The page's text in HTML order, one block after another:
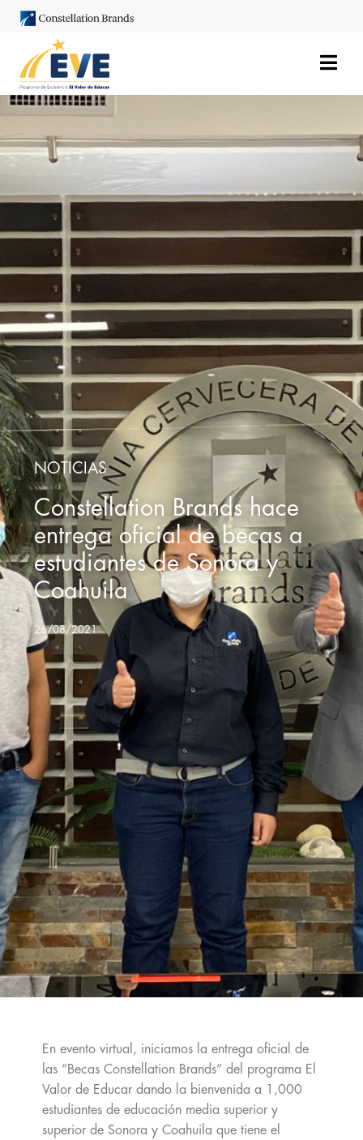
NOTICIAS
Constellation Brands hace
entrega oficial de becas a
estudiantes de Sonora y
Coahuila
26/08/2021
En evento virtual, iniciamos la entrega oficial de
las “Becas Constellation Brands” del programa El
Valor de Educar dando la bienvenida a 1,000
estudiantes de educación media superior y
superior de Sonora y Coahuila que tiene el